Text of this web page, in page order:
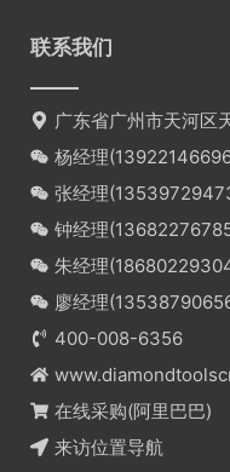
联系我们
广东省广州市天河区
杨经理(
张经理(
钟经理(
朱经理(
廖经理(
400-008-6356
在线采购(阿里巴巴)
来访位置导航